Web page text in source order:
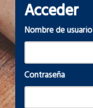
Acceder
Nombre de usuario
Contraseña